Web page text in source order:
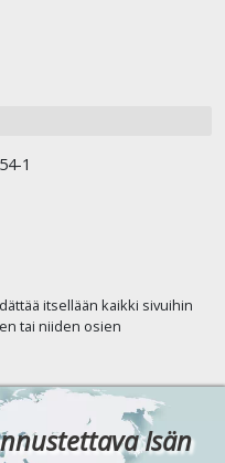
1
itsellään kaikki sivuihin
tai niiden osien
Isän